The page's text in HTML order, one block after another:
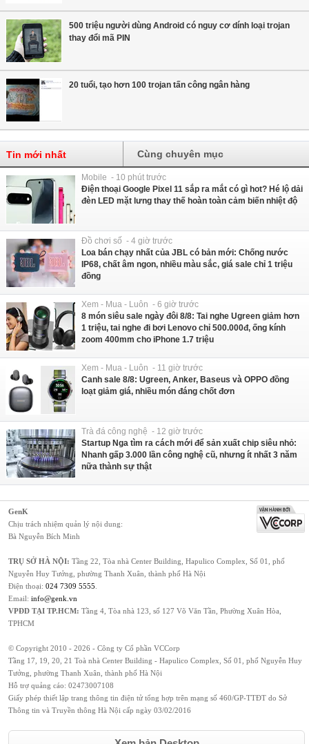
500 triệu người dùng Android có nguy cơ dính loại trojan
thay đổi mã PIN
20 tuổi, tạo hơn 100 trojan tấn công ngân hàng
Tin mới nhất Cùng chuyên mục
Mobile - 10 phút trước
Điện thoại Google Pixel 11 sắp ra mắt có gì hot? Hé lộ dải
đèn LED mặt lưng thay thế hoàn toàn cảm biến nhiệt độ
Đồ chơi số - 4 giờ trước
Loa bán chạy nhất của JBL có bản mới: Chống nước
IP68, chất âm ngon, nhiều màu sắc, giá sale chỉ 1 triệu
đồng
Xem - Mua - Luôn - 6 giờ trước
8 món siêu sale ngày đôi 8/8: Tai nghe Ugreen giảm hơn
1 triệu, tai nghe đi bơi Lenovo chỉ 500.000đ, ống kính
zoom 400mm cho iPhone 1.7 triệu
Xem - Mua - Luôn - 11 giờ trước
Canh sale 8/8: Ugreen, Anker, Baseus và OPPO đồng
loạt giảm giá, nhiều món đáng chốt đơn
Trà đá công nghệ - 12 giờ trước
Startup Nga tìm ra cách mới để sản xuất chip siêu nhỏ:
Nhanh gấp 3.000 lần công nghệ cũ, nhưng ít nhất 3 năm
nữa thành sự thật
GenK
Chịu trách nhiệm quản lý nội dung:
Bà Nguyễn Bích Minh
TRỤ SỞ HÀ NỘI: Tầng 22, Tòa nhà Center Building, Hapulico Complex, Số 01, phố
Nguyễn Huy Tưởng, phường Thanh Xuân, thành phố Hà Nội
Điện thoại: 024 7309 5555
Email: info@genk.vn
VPĐD TẠI TP.HCM: Tầng 4, Tòa nhà 123, số 127 Võ Văn Tần, Phường Xuân Hòa,
TPHCM
© Copyright 2010 - 2026 - Công ty Cổ phần VCCorp
Tầng 17, 19, 20, 21 Toà nhà Center Building - Hapulico Complex, Số 01, phố Nguyễn Huy
Tưởng, phường Thanh Xuân, thành phố Hà Nội
Hỗ trợ quảng cáo: 02473007108
Giấy phép thiết lập trang thông tin điện tử tổng hợp trên mạng số 460/GP-TTĐT do Sở
Thông tin và Truyền thông Hà Nội cấp ngày 03/02/2016